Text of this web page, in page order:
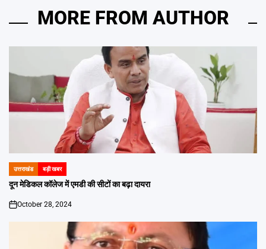
MORE FROM AUTHOR
POSTED
IN
उत्तराखंड बड़ी खबर
दून मेडिकल कॉलेज में एमडी की सीटों का बढ़ा दायरा
on
October 28, 2024